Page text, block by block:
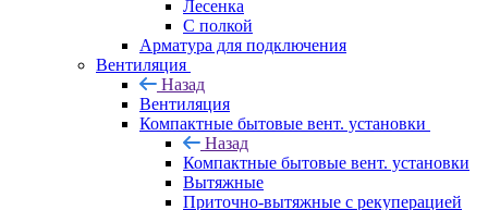
Лесенка
С полкой
Арматура для подключения
Вентиляция
Назад
Вентиляция
Компактные бытовые вент. установки
Назад
Компактные бытовые вент. установки
Вытяжные
Приточно-вытяжные с рекуперацией